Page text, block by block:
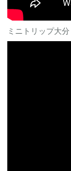
ミニトリップ大分